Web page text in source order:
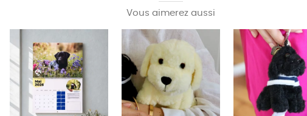
OU PARTAGER
Vous aimerez aussi